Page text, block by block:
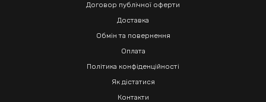
Договор публічної оферти
Доставка
Обмін та повернення
Оплата
Політика конфіденційності
Як дістатися
Контакти